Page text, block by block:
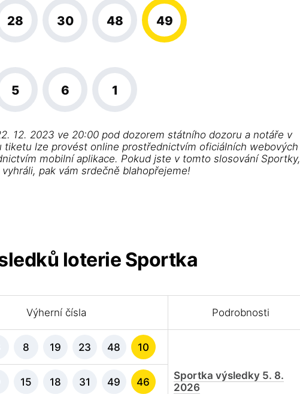
28 30 48 49
5 6 1
12. 2023 ve 20:00 pod dozorem státního dozoru a notáře v
tiketu lze provést online prostřednictvím oficiálních webových
mobilní aplikace. Pokud jste v tomto slosování Sportky,
pak vám srdečně blahopřejeme!
loterie Sportka
Výherní čísla Podrobnosti
8 19 23 48 10
Sportka výsledky 5. 8.
2026
15 18 31 49 46